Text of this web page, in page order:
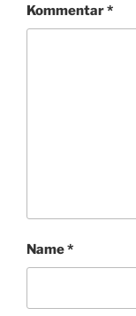
Kommentar*
Name*